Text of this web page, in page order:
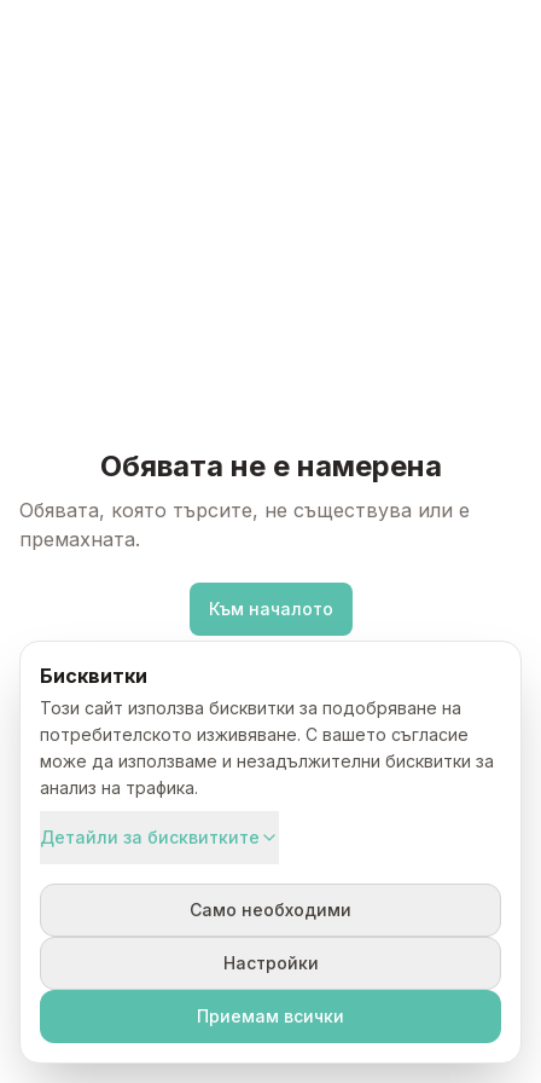
Обявата не е намерена
Обявата, която търсите, не съществува или е
премахната.
Към началото
Бисквитки
Този сайт използва бисквитки за подобряване на
потребителското изживяване. С вашето съгласие
може да използваме и незадължителни бисквитки за
анализ на трафика.
Детайли за бисквитките
Само необходими
Настройки
Приемам всички